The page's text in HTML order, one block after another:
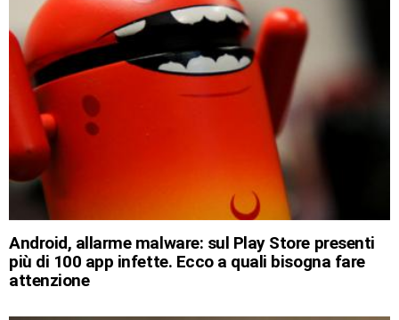
Android, allarme malware: sul Play Store presenti
più di 100 app infette. Ecco a quali bisogna fare
attenzione